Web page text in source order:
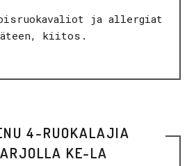
ja allergiat
kiitos.
4-RUOKALAJIA
KE-LA